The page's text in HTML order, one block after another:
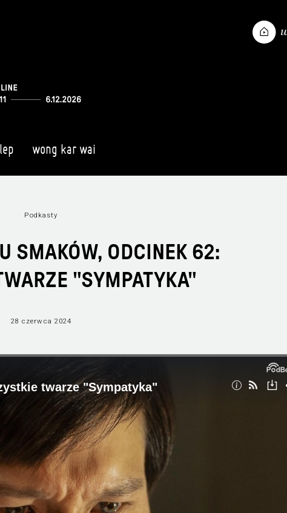
wong kar wai
Podkasty
SMAKÓW, ODCINEK 62:
"SYMPATYKA"
28 czerwca 2024